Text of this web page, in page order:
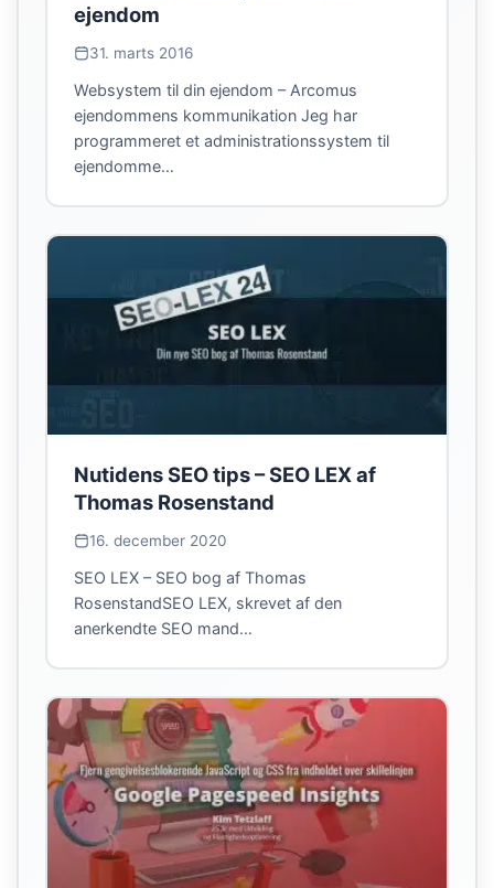
ejendom
31. marts 2016
Websystem til din ejendom – Arcomus
ejendommens kommunikation Jeg har
programmeret et administrationssystem til
ejendomme…
Nutidens SEO tips – SEO LEX af
Thomas Rosenstand
16. december 2020
SEO LEX – SEO bog af Thomas
RosenstandSEO LEX, skrevet af den
anerkendte SEO mand…